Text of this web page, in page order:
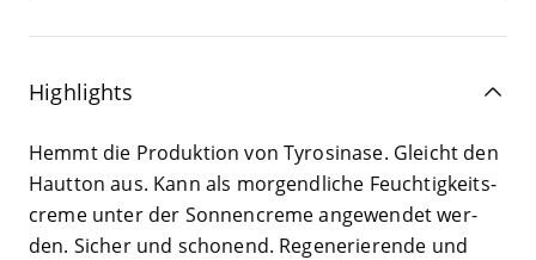
Highlights
Hemmt die Pro­duk­ti­on von Tyro­si­na­se. Gleicht den
Haut­ton aus. Kann als mor­gend­li­che Feuch­tig­keits­
creme unter der Son­nen­creme ange­wen­det wer­
den. Sicher und scho­nend. Rege­ne­rie­ren­de und